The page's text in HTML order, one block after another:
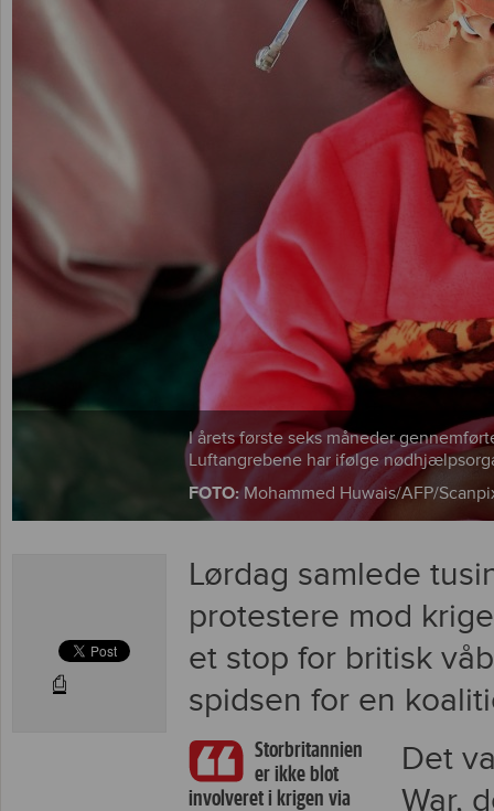
I årets første seks måneder
Luftangrebene har ifølge
FOTO:Mohammed Huwais/AFP/
⎙
Lørdag samlede
protestere mod
et stop for britisk
spidsen for en
Storbritannien
er ikke blot
involveret i krigen via
Det
War,